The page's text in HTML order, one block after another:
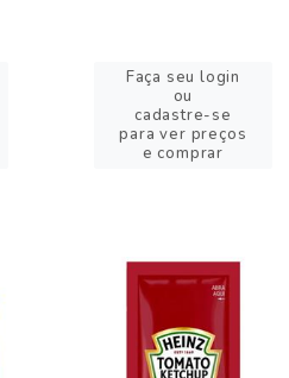
Faça seu login
ou
cadastre-se
para ver preços
e comprar